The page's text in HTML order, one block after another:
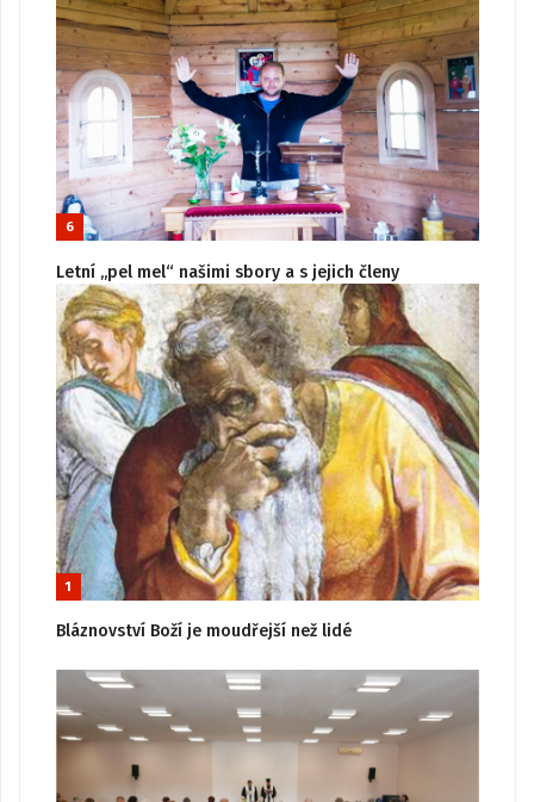
6
Letní „pel mel“ našimi sbory a s jejich členy
1
Bláznovství Boží je moudřejší než lidé